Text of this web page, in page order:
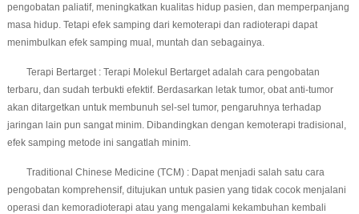
pengobatan paliatif, meningkatkan kualitas hidup pasien, dan memperpanjang
masa hidup. Tetapi efek samping dari kemoterapi dan radioterapi dapat
menimbulkan efek samping mual, muntah dan sebagainya.
Terapi Bertarget : Terapi Molekul Bertarget adalah cara pengobatan
terbaru, dan sudah terbukti efektif. Berdasarkan letak tumor, obat anti-tumor
akan ditargetkan untuk membunuh sel-sel tumor, pengaruhnya terhadap
jaringan lain pun sangat minim. Dibandingkan dengan kemoterapi tradisional,
efek samping metode ini sangatlah minim.
Traditional Chinese Medicine (TCM) : Dapat menjadi salah satu cara
pengobatan komprehensif, ditujukan untuk pasien yang tidak cocok menjalani
operasi dan kemoradioterapi atau yang mengalami kekambuhan kembali